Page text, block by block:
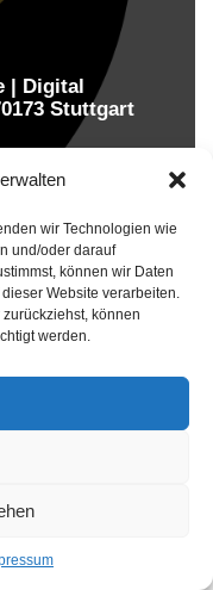
wir Technologien wie
und/oder darauf
können wir Daten
Website verarbeiten.
können
werden.
| Digital
Stuttgart